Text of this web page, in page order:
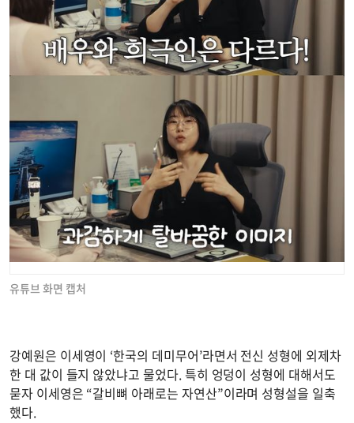
유튜브 화면 캡처
강예원은 이세영이 ‘한국의 데미무어’라면서 전신 성형에 외제차
한 대 값이 들지 않았냐고 물었다. 특히 엉덩이 성형에 대해서도
묻자 이세영은 “갈비뼈 아래로는 자연산”이라며 성형설을 일축
했다.